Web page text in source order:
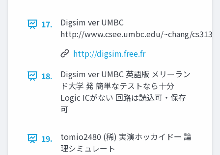
17.
Digsim ver UMBC
http://www.csee.umbc.edu/~chang/
http://digsim.free.fr
18.
Digsim ver UMBC 英語版 メリーラン
ド大学 発 簡単なテストなら十分
Logic ICがない 回路は読込可・保存
可
19.
tomio2480 (稀) 実演ホッカイドー 論
理シミュレート